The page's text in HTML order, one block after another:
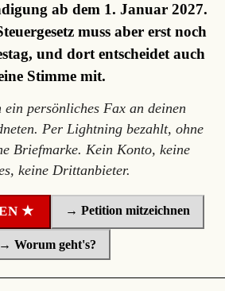
ab dem 1. Januar 2027.
muss aber erst noch
und dort entscheidet auch
Stimme mit.
persönliches Fax an deinen
Per Lightning bezahlt, ohne
Briefmarke. Kein Konto, keine
keine Drittanbieter.
★ → Petition mitzeichnen
→ Worum geht's?